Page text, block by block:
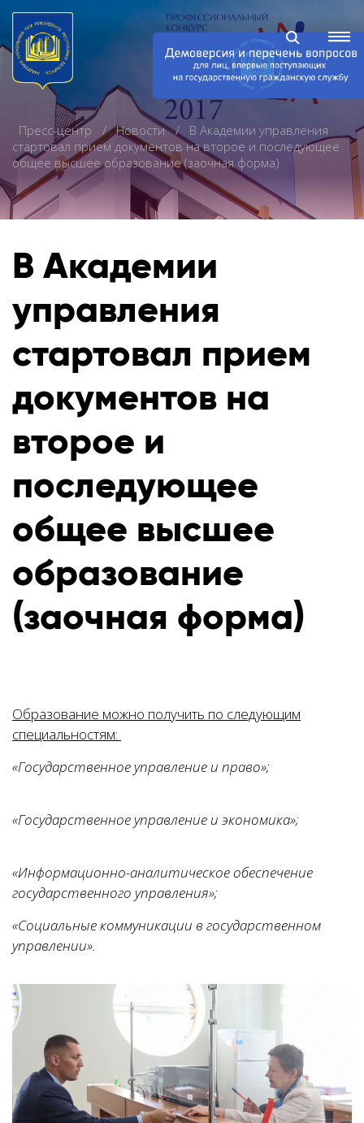
Пресс-центр Новости
В Академии управления
стартовал прием документов на второе и последующее
общее высшее образование (заочная форма)
В Академии
управления
стартовал прием
документов на
второе и
последующее
общее высшее
образование
(заочная форма)
Образование можно получить по следующим
специальностям:
«Государственное управление и право»;
«Государственное управление и экономика»;
«Информационно-аналитическое обеспечение
государственного управления»;
«Социальные коммуникации в государственном
управлении».